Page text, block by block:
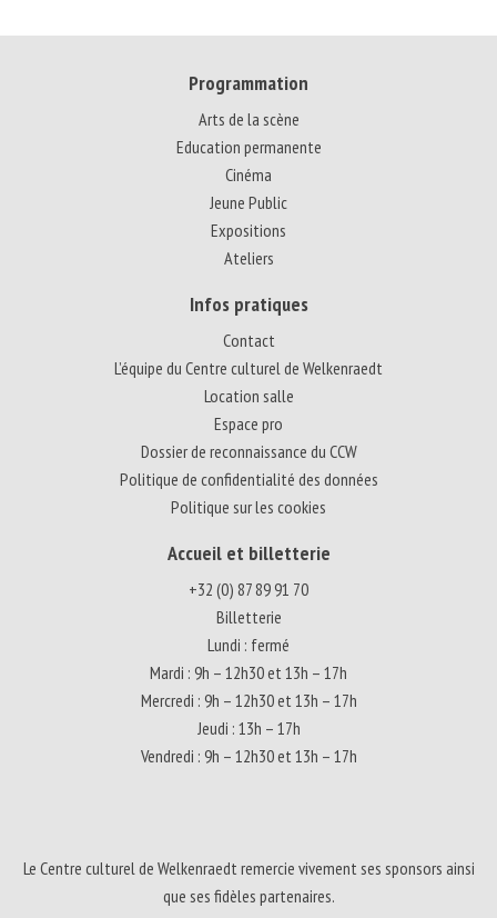
Programmation
Arts de la scène
Education permanente
Cinéma
Jeune Public
Expositions
Ateliers
Infos pratiques
Contact
L’équipe du Centre culturel de Welkenraedt
Location salle
Espace pro
Dossier de reconnaissance du CCW
Politique de confidentialité des données
Politique sur les cookies
Accueil et billetterie
+32 (0) 87 89 91 70
Billetterie
Lundi : fermé
Mardi : 9h – 12h30 et 13h – 17h
Mercredi : 9h – 12h30 et 13h – 17h
Jeudi : 13h – 17h
Vendredi : 9h – 12h30 et 13h – 17h
Le Centre culturel de Welkenraedt remercie vivement ses sponsors ainsi
que ses fidèles partenaires.